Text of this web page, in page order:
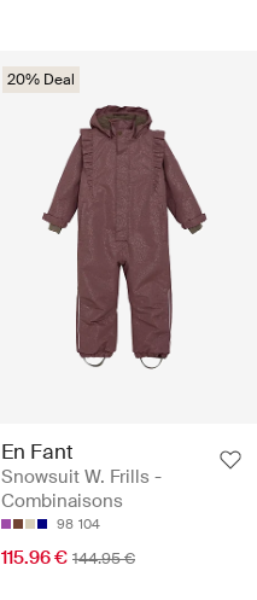
20% Deal
En Fant
Snowsuit W. Frills -
Combinaisons
98 104
115.96 € 144.95 €